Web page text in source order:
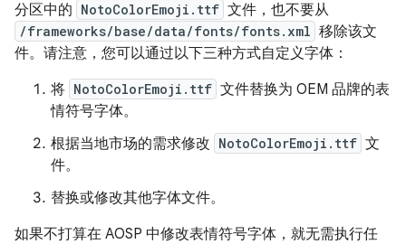
分区中的 NotoColorEmoji.ttf 文件，也不要从
/frameworks/base/data/fonts/fonts.xml 移除该文
件。请注意，您可以通过以下三种方式自定义字体：
将 NotoColorEmoji.ttf 文件替换为 OEM 品牌的表
情符号字体。
根据当地市场的需求修改 NotoColorEmoji.ttf 文
件。
替换或修改其他字体文件。
如果不打算在 AOSP 中修改表情符号字体，就无需执行任